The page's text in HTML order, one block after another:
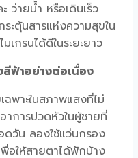
ว่ายน้ำ หรือเดินเร็ว
ะตุ้นสารแห่งความสุขใน
กรนได้ดีในระยะยาว
ฟ้าอย่างต่อเนื่อง
ฉพาะในสภาพแสงที่ไม่
อาการปวดหัวในผู้ชายที่
วัน ลองใช้แว่นกรอง
อให้สายตาได้พักบ้าง